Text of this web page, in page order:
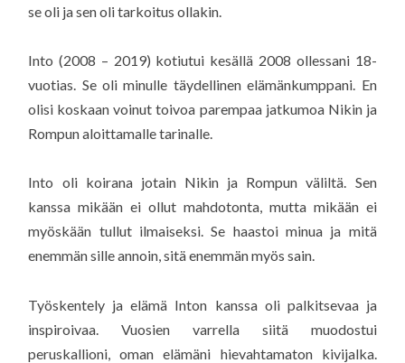
se oli ja sen oli tarkoitus ollakin.
Into (2008 – 2019) kotiutui kesällä 2008 ollessani 18-
vuotias. Se oli minulle täydellinen elämänkumppani. En
olisi koskaan voinut toivoa parempaa jatkumoa Nikin ja
Rompun aloittamalle tarinalle.
Into oli koirana jotain Nikin ja Rompun väliltä. Sen
kanssa mikään ei ollut mahdotonta, mutta mikään ei
myöskään tullut ilmaiseksi. Se haastoi minua ja mitä
enemmän sille annoin, sitä enemmän myös sain.
Työskentely ja elämä Inton kanssa oli palkitsevaa ja
inspiroivaa. Vuosien varrella siitä muodostui
peruskallioni, oman elämäni hievahtamaton kivijalka.